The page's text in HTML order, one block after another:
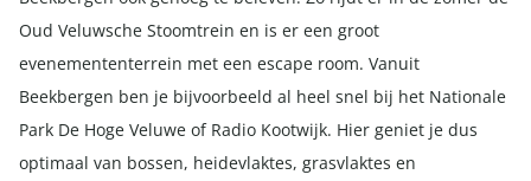
Oud Veluwsche Stoomtrein en is er een groot
evenemententerrein met een escape room. Vanuit
Beekbergen ben je bijvoorbeeld al heel snel bij het Nationale
Park De Hoge Veluwe of Radio Kootwijk. Hier geniet je dus
optimaal van bossen, heidevlaktes, grasvlaktes en